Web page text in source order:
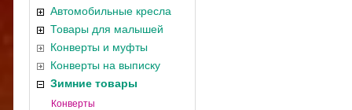
Автомобильные кресла
Товары для малышей
Конверты и муфты
Конверты на выписку
Зимние товары
Конверты